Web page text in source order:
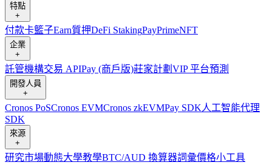
特點
+
付款卡籃子Earn質押DeFi StakingPayPrimeNFT
企業
+
託管機構交易 APIPay (商戶版)莊家計劃 VIP 平台預測
開發人員
+
Cronos PoSCronos EVMCronos zkEVMPay SDK人工智能代理
SDK
來源
+
研究市場動態大學教學BTC/AUD 換算器詞彙價格小工具